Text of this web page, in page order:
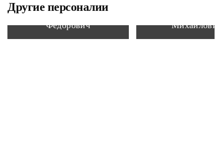
Другие персоналии
Федоров Николай
Федорович
Михайлович